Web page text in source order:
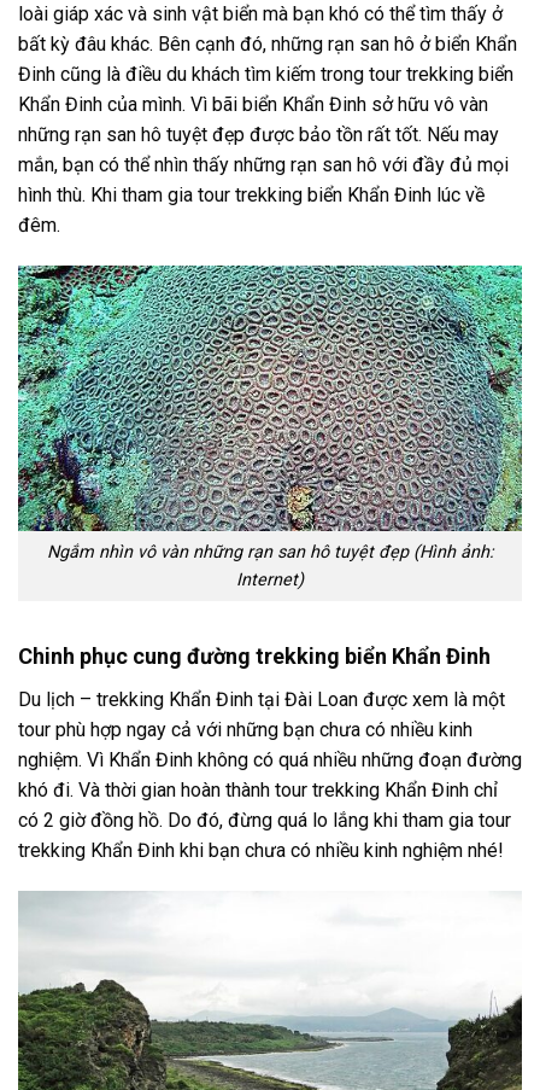
loài giáp xác và sinh vật biển mà bạn khó có thể tìm thấy ở
bất kỳ đâu khác. Bên cạnh đó, những rạn san hô ở biển Khẩn
Đinh cũng là điều du khách tìm kiếm trong tour trekking biển
Khẩn Đinh của mình. Vì bãi biển Khẩn Đinh sở hữu vô vàn
những rạn san hô tuyệt đẹp được bảo tồn rất tốt. Nếu may
mắn, bạn có thể nhìn thấy những rạn san hô với đầy đủ mọi
hình thù. Khi tham gia tour trekking biển Khẩn Đinh lúc về
đêm.
Ngắm nhìn vô vàn những rạn san hô tuyệt đẹp (Hình ảnh:
Internet)
Chinh phục cung đường trekking biển Khẩn Đinh
Du lịch – trekking Khẩn Đinh tại Đài Loan được xem là một
tour phù hợp ngay cả với những bạn chưa có nhiều kinh
nghiệm. Vì Khẩn Đinh không có quá nhiều những đoạn đường
khó đi. Và thời gian hoàn thành tour trekking Khẩn Đinh chỉ
có 2 giờ đồng hồ. Do đó, đừng quá lo lắng khi tham gia tour
trekking Khẩn Đinh khi bạn chưa có nhiều kinh nghiệm nhé!